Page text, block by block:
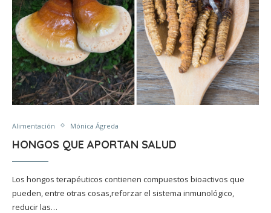
Alimentación Mónica Ágreda
HONGOS QUE APORTAN SALUD
Los hongos terapéuticos contienen compuestos bioactivos que
pueden, entre otras cosas,reforzar el sistema inmunológico,
reducir las…